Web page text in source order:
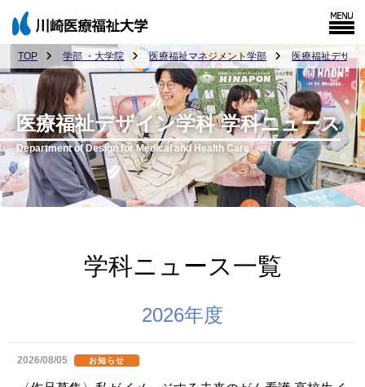
TOP 学部 ・大学院 医療福祉マネジメント学部 医療福祉デザイ
医療福祉デザイン学科 学科ニュース
Department of Design for Medical and Health Care
学科ニュース一覧
2026年度
2026/08/05 お知らせ